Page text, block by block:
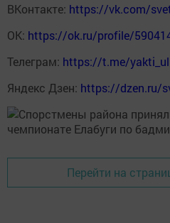
ВКонтакте: https://vk.com/
ОК: https://ok.ru/profile/
Телеграм: https://t.me/yakti_ul
Яндекс Дзен: https://dzen.ru/
Перейти на